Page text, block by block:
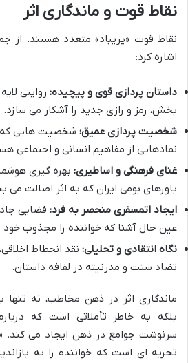
نقاط قوت و ماندگاری اثر
نقاط قوت «پریباد» متعدد هستند. از
اشاره کرد:
داستان پردازی قوی و پیچیده: روایتی
بخش، رمز و رازی جدید را آشکار می سازد.
شخصیت پردازی عمیق: شخصیت هایی که
نمادهایی از مفاهیم انسانی و اجتماعی
غنای فرهنگی و اساطیری: بهره گیری
باورهای بومی ایران که به اثر اصالت می
ایجاد اتمسفری منحصر به فرد: فضایی
عین حال آشنا که خواننده را مجذوب خود
نگاه انتقادی و تحلیلی: نقد انحطاط
تضاد سنت و مدرنیته در لفافه داستان.
ماندگاری اثر در ذهن مخاطب، نه تنها
بلکه به خاطر تأملاتی است که
سرنوشت جوامع در ذهن ایجاد می کند.
تجربه ای است که خواننده را به